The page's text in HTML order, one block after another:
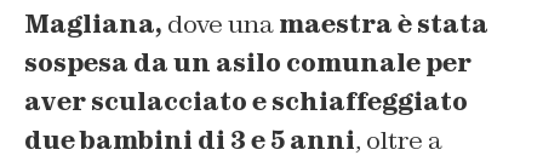
Magliana, dove unamaestra è stata
sospesa da un asilo comunale per
aver sculacciato e schiaffeggiato
due bambini di 3 e 5 anni, oltre a